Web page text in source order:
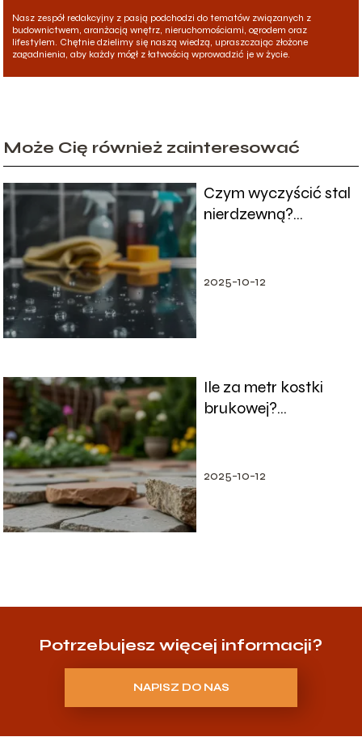
Nasz zespół redakcyjny z pasją podchodzi do tematów związanych z
budownictwem, aranżacją wnętrz, nieruchomościami, ogrodem oraz
lifestylem. Chętnie dzielimy się naszą wiedzą, upraszczając złożone
zagadnienia, aby każdy mógł z łatwością wprowadzić je w życie.
Może Cię również zainteresować
Czym wyczyścić stal
nierdzewną?
2025-10-12
Ile za metr kostki
brukowej?
materiałach
2025-10-12
Potrzebujesz więcej informacji?
NAPISZ DO NAS